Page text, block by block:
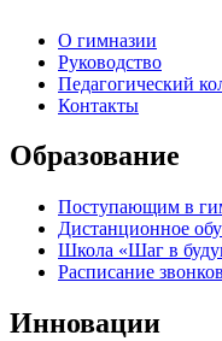
О гимназии
Руководство
Педагогический
Контакты
Образование
Поступающим в
Дистанционное
Школа «Шаг в
Расписание звонков
Инновации